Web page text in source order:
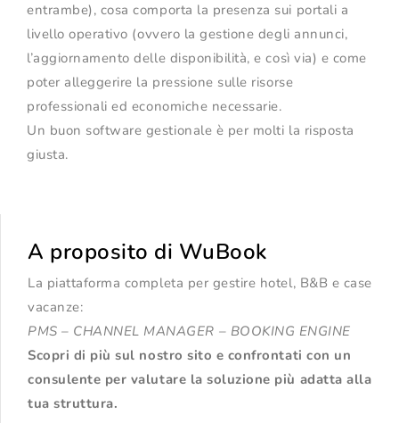
entrambe), cosa comporta la presenza sui portali a
livello operativo (ovvero la gestione degli annunci,
l’aggiornamento delle disponibilità, e così via) e come
poter alleggerire la pressione sulle risorse
professionali ed economiche necessarie.
Un buon software gestionale è per molti la risposta
giusta.
A proposito di WuBook
La piattaforma completa per gestire hotel, B&B e case
vacanze:
PMS – CHANNEL MANAGER – BOOKING ENGINE
Scopri di più sul nostro sito e confrontati con un
consulente per valutare la soluzione più adatta alla
tua struttura.